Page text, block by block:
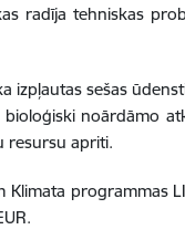
radīja tehniskas
izpļautas sešas
noārdāmo
resursu apriti.
programmas